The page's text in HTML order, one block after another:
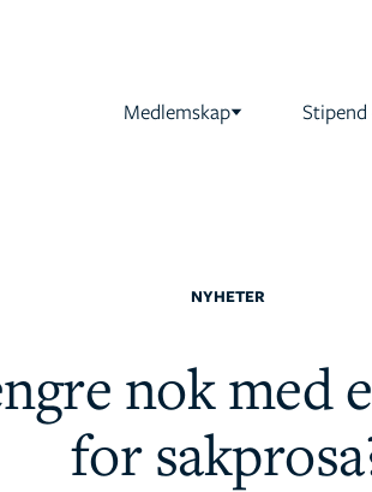
Medlemskap Stipend
NYHETER
nok med
for